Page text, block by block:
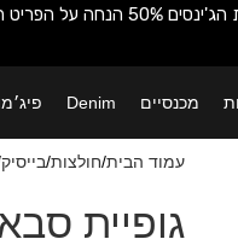
הנחה על הפריט השני
מכנסיים Denim
עמוד הבית חולצות בייסיק
גופיית